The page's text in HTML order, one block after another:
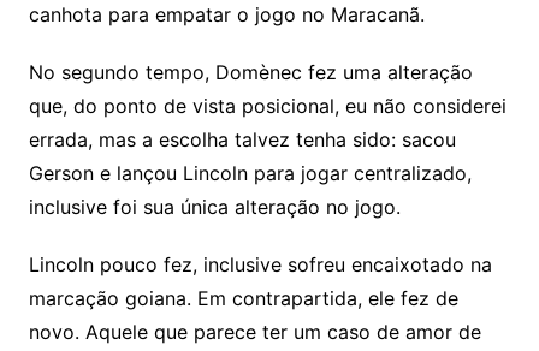
canhota para empatar o jogo no Maracanã.
No segundo tempo, Domènec fez uma alteração
que, do ponto de vista posicional, eu não considerei
errada, mas a escolha talvez tenha sido: sacou
Gerson e lançou Lincoln para jogar centralizado,
inclusive foi sua única alteração no jogo.
Lincoln pouco fez, inclusive sofreu encaixotado na
marcação goiana. Em contrapartida, ele fez de
novo. Aquele que parece ter um caso de amor de